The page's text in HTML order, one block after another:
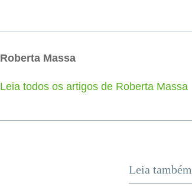
Roberta Massa
Leia todos os artigos de Roberta Massa
Leia também